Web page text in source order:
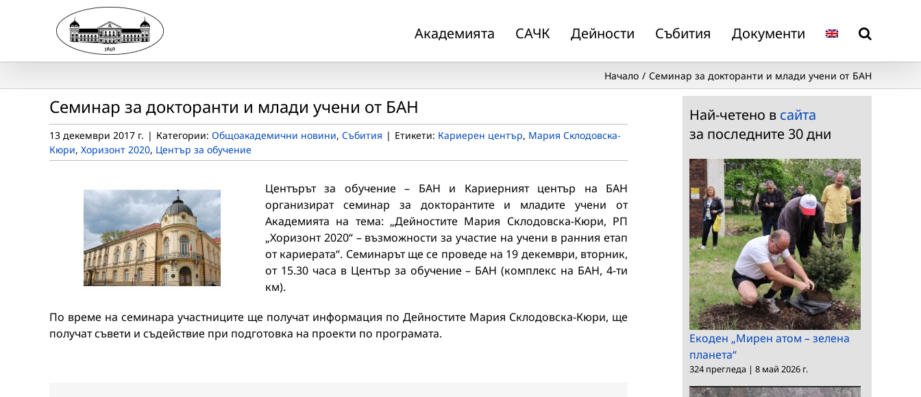
Академията САЧК Дейности Събития Документи
Начало Семинар за докторанти и млади учени от БАН
Семинар за докторанти и млади учени от БАН
13 декември 2017 г. | Категории: Общоакадемични новини, Събития | Етикети: Кариерен център, Мария Склодовска-
Кюри, Хоризонт 2020, Център за обучение
Центърът за обучение – БАН и Кариерният център на БАН
организират семинар за докторантите и младите учени от
Академията на тема: „Дейностите Мария Склодовска-Кюри, РП
„Хоризонт 2020“ – възможности за участие на учени в ранния етап
от кариерата“. Семинарът ще се проведе на 19 декември, вторник,
от 15.30 часа в Център за обучение – БАН (комплекс на БАН, 4-ти
км).
По време на семинара участниците ще получат информация по Дейностите Мария Склодовска-Кюри, ще
получат съвети и съдействие при подготовка на проекти по програмата.
Най-четено в сайта
за последните 30 дни
Екоден „Мирен атом – зелена
планета“
324 прегледа | 8 май 2026 г.